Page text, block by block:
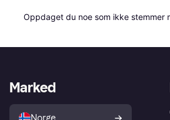
Oppdaget du noe som ikke stemmer
Marked